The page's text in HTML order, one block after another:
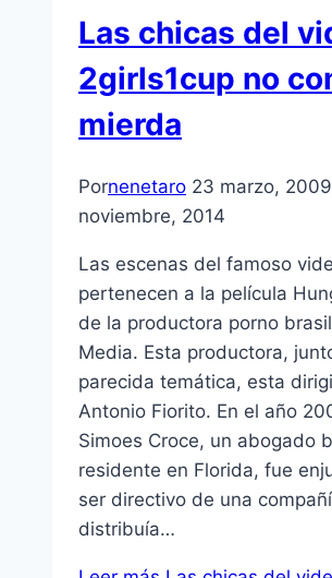
Las chicas del
2girls1cup no
mierda
Pornenetaro 23 marzo, 2009
noviembre, 2014
Las escenas del famoso
pertenecen a la pelí­cula
de la productora porno
Media. Esta productora,
parecida temática, esta
Antonio Fiorito. En el año
Simoes Croce, un abogado
residente en Florida, fue
ser directivo de una
distribuí­a…